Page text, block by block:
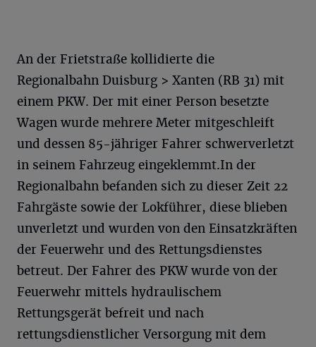
An der Frietstraße kollidierte die
Regionalbahn Duisburg > Xanten (RB 31) mit
einem PKW. Der mit einer Person besetzte
Wagen wurde mehrere Meter mitgeschleift
und dessen 85-jähriger Fahrer schwerverletzt
in seinem Fahrzeug eingeklemmt.In der
Regionalbahn befanden sich zu dieser Zeit 22
Fahrgäste sowie der Lokführer, diese blieben
unverletzt und wurden von den Einsatzkräften
der Feuerwehr und des Rettungsdienstes
betreut. Der Fahrer des PKW wurde von der
Feuerwehr mittels hydraulischem
Rettungsgerät befreit und nach
rettungsdienstlicher Versorgung mit dem